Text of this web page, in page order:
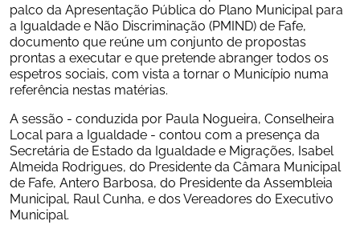
palco da Apresentação Pública do Plano Municipal para
a Igualdade e Não Discriminação (PMIND) de Fafe,
documento que reúne um conjunto de propostas
prontas a executar e que pretende abranger todos os
espetros sociais, com vista a tornar o Município numa
referência nestas matérias.
A sessão - conduzida por Paula Nogueira, Conselheira
Local para a Igualdade - contou com a presença da
Secretária de Estado da Igualdade e Migrações, Isabel
Almeida Rodrigues, do Presidente da Câmara Municipal
de Fafe, Antero Barbosa, do Presidente da Assembleia
Municipal, Raul Cunha, e dos Vereadores do Executivo
Municipal.